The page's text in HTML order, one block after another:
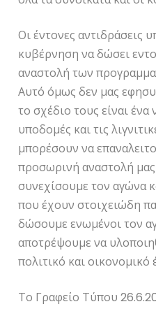
Οι έντονες αντιδράσεις
κυβέρνηση να δώσει
αναστολή των
Αυτό όμως δεν μας
το σχέδιο τους είναι
υποδομές και τις
μπορέσουν να
προσωρινή αναστολή
συνεχίσουμε τον αγώνα
που έχουν στοιχειώδη
δώσουμε ενωμένοι τον
αποτρέψουμε να
πολιτικό και οικονομικό
Το Γραφείο Τύπου